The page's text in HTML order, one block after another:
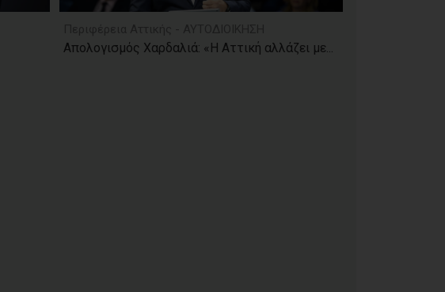
Απολογισμός Χαρδαλιά: «Η Αττική αλλάζει με...